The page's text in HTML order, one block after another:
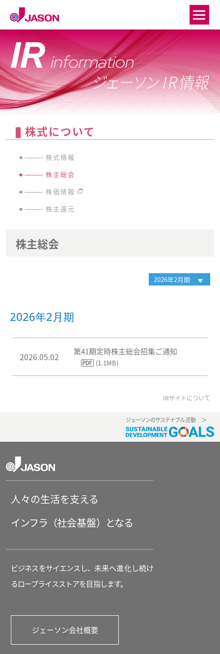
株式について
● ―――― 株式情報
● ―――― 株主総会
● ―――― 株価情報
● ―――― 株主還元
株主総会
2026年2月期
2026.05.02 第41期定時株主総会招集ご通知
(1.1MB)
IRサイトについて
ジェーソンのサステナブル活動 ＞
人々の生活を支える
インフラ（社会基盤）となる
ビジネスをサイエンスし、 未来へ進化し続け
るロープライスストアを目指します。
ジェーソン会社概要